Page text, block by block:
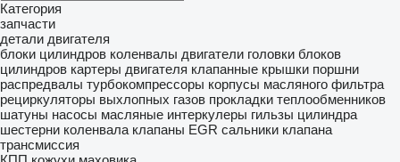
Категория
запчасти
детали двигателя
блоки цилиндров коленвалы двигатели головки блоков
цилиндров картеры двигателя клапанные крышки поршни
распредвалы турбокомпрессоры корпусы масляного фильтра
рециркуляторы выхлопных газов прокладки теплообменников
шатуны насосы масляные интеркулеры гильзы цилиндра
шестерни коленвала клапаны EGR сальники клапана
трансмиссия